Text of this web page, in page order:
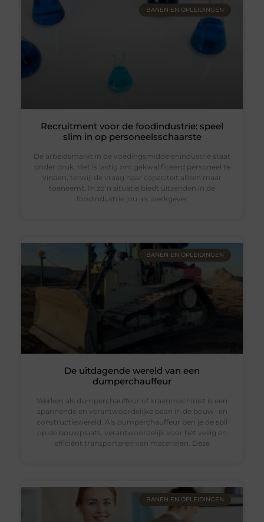
BANEN EN OPLEIDINGEN
Recruitment voor de foodindustrie: speel
slim in op personeelsschaarste
De arbeidsmarkt in de voedingsmiddelenindustrie staat
onder druk. Het is lastig om gekwalificeerd personeel te
vinden, terwijl de vraag naar capaciteit alleen maar
toeneemt. In zo’n situatie biedt uitzenden in de
foodindustrie jou als werkgever
BANEN EN OPLEIDINGEN
De uitdagende wereld van een
dumperchauffeur
Werken als dumperchauffeur of kraanmachinist is een
spannende en verantwoordelijke baan in de bouw- en
constructiewereld. Als dumperchauffeur ben je de spil
op de bouwplaats, verantwoordelijk voor het veilig en
efficiënt transporteren van materialen. Deze
BANEN EN OPLEIDINGEN